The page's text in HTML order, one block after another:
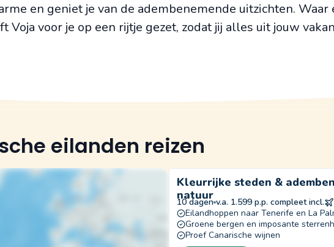
en geniet je van de adembenemende uitzichten. Waar
Voja voor je op een rijtje gezet, zodat jij alles uit jouw
eilanden reizen
Kleurrijke steden &
natuur
10 dagen v.a. 1.599 p.p. compleet incl.
Eilandhoppen naar Tenerife en La
Groene bergen en imposante
Proef Canarische wijnen